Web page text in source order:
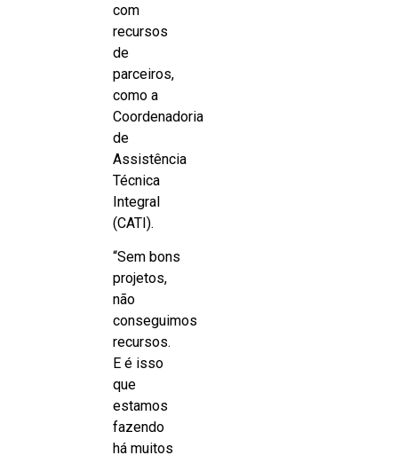
com
recursos
de
parceiros,
como a
Coordenadoria
de
Assistência
Técnica
Integral
(CATI).
“Sem bons
projetos,
não
conseguimos
recursos.
E é isso
que
estamos
fazendo
há muitos